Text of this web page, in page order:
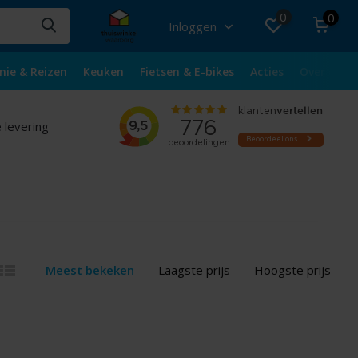
Inloggen
0 0
& Reizen Keuken Fietsen & E-bikes Acties
levering
Meest bekeken Laagste prijs Hoogste prijs